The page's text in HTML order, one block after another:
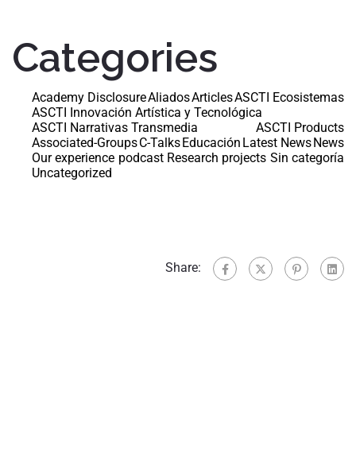
Categories
Academy DisclosureAliadosArticlesASCTI Ecosistemas
ASCTI Innovación Artística y Tecnológica
ASCTI Narrativas Transmedia
ASCTI Products
Associated-GroupsC-TalksEducación Latest NewsNews
Our experience podcast Research projects Sin categoría
Uncategorized
Share: